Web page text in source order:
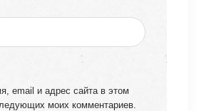
email и адрес сайта в этом
моих комментариев.